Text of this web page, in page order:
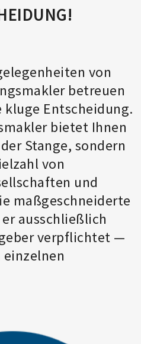
von
betreuen
kluge Entscheidung.
bietet Ihnen
Stange, sondern
von
und
maßgeschneiderte
ausschließlich
verpflichtet —